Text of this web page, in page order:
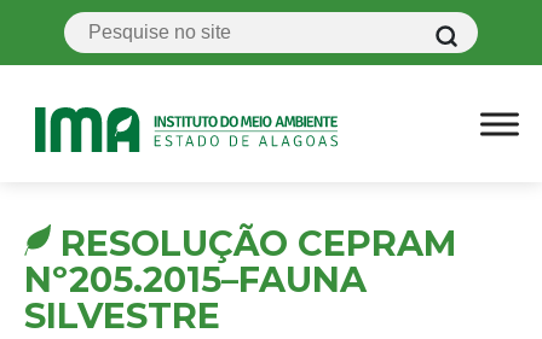
RESOLUÇÃO CEPRAM
Nº205.2015–FAUNA
SILVESTRE